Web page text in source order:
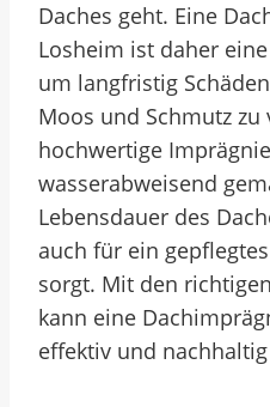
Daches geht. Eine
Losheim ist daher
um langfristig
Moos und Schmutz
hochwertige
wasserabweisend
Lebensdauer des
auch für ein
sorgt. Mit den
kann eine
effektiv und